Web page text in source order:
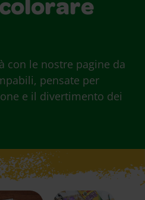
con le nostre pagine da
pensate per
e il divertimento dei